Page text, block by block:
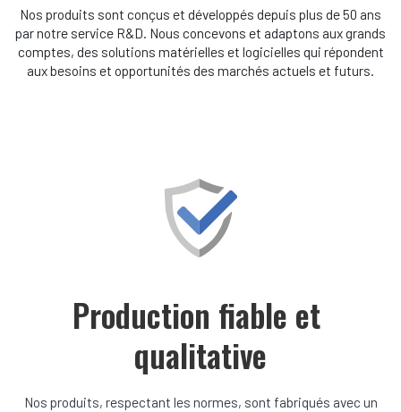
Nos produits sont conçus et développés depuis plus de 50 ans
par notre service R&D. Nous concevons et adaptons aux grands
comptes, des solutions matérielles et logicielles qui répondent
aux besoins et opportunités des marchés actuels et futurs.
Production fiable et
qualitative
Nos produits, respectant les normes, sont fabriqués avec un